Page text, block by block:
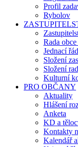
Profil
Rybolov
Rada
Jednací řád
Složení
Složení
Kulturní
PRO OBČANY
Aktuality
Hlášení
Anketa
KD a
Kontakty
Kalendář